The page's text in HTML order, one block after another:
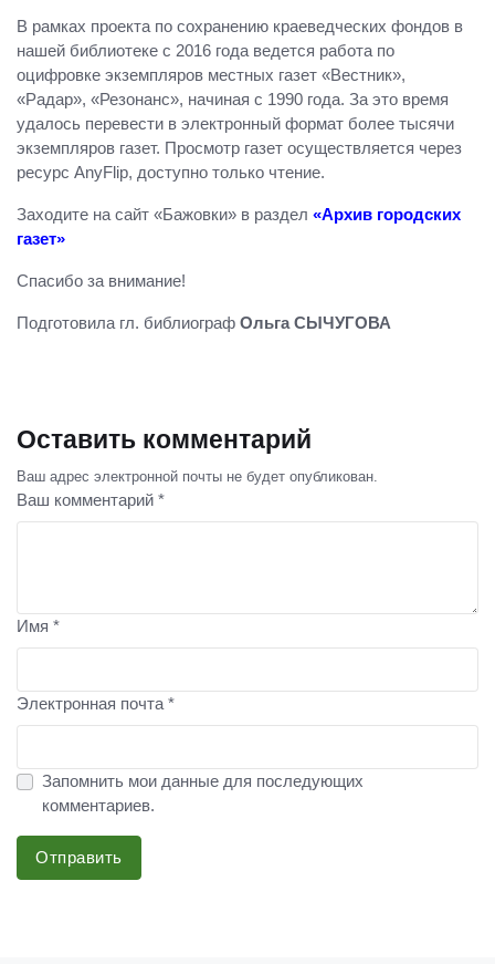
В рамках проекта по сохранению краеведческих фондов в
нашей библиотеке с 2016 года ведется работа по
оцифровке экземпляров местных газет «Вестник»,
«Радар», «Резонанс», начиная с 1990 года. За это время
удалось перевести в электронный формат более тысячи
экземпляров газет. Просмотр газет осуществляется через
ресурс AnyFlip, доступно только чтение.
Заходите на сайт «Бажовки» в раздел «Архив городских
газет»
Спасибо за внимание!
Подготовила гл. библиограф Ольга СЫЧУГОВА
Оставить комментарий
Ваш адрес электронной почты не будет опубликован.
Ваш комментарий *
Имя *
Электронная почта *
Запомнить мои данные для последующих
комментариев.
Отправить